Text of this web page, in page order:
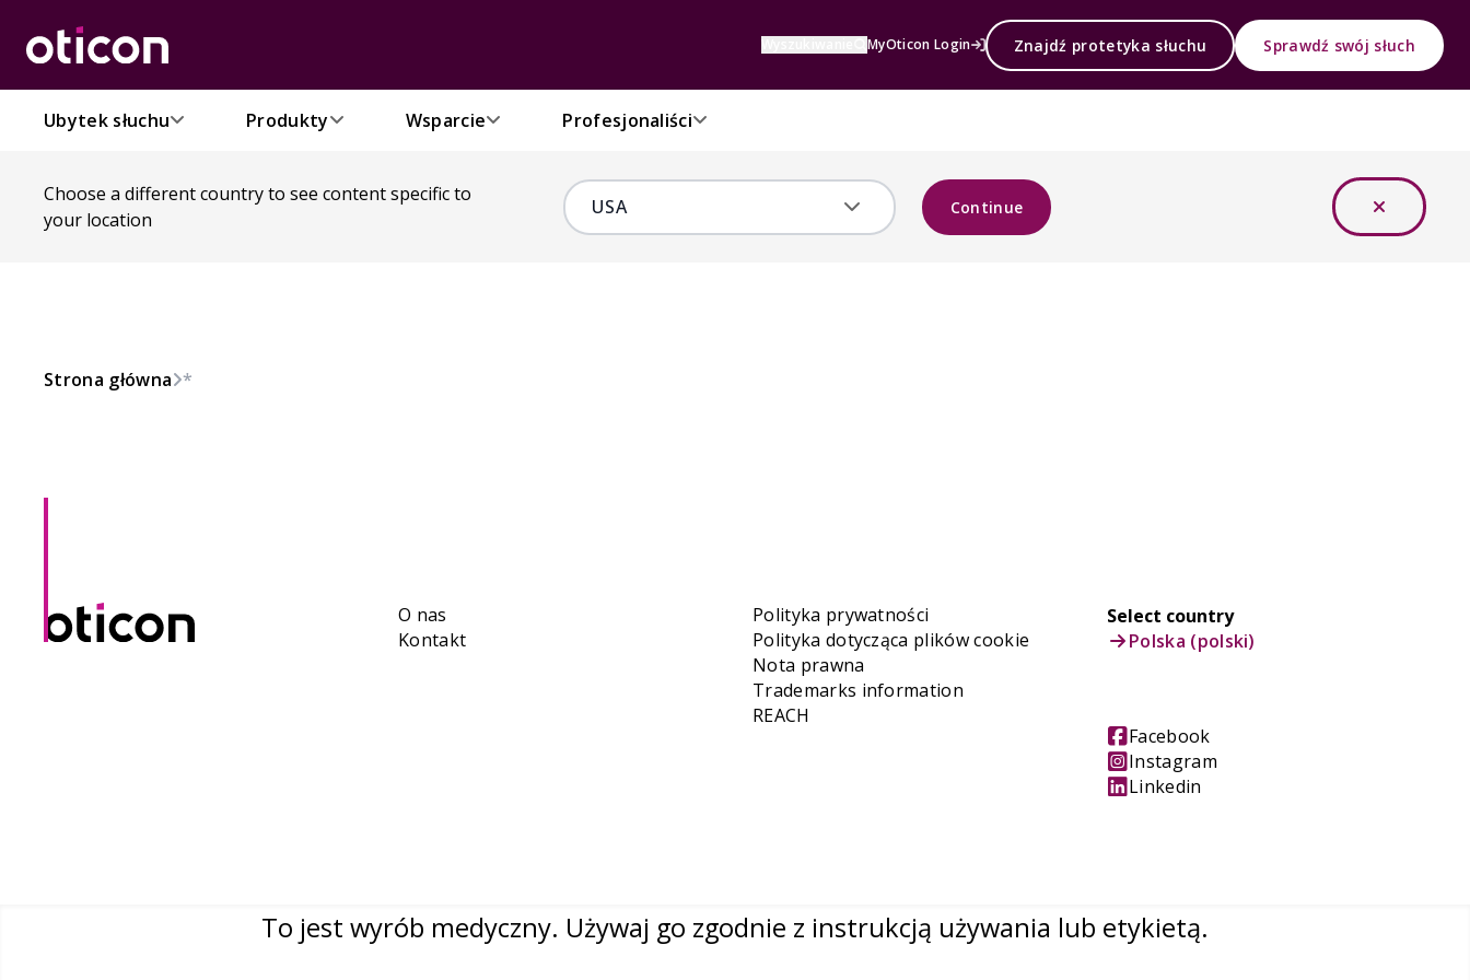
MyOticon Login Znajdź protetyka słuchu Sprawdź swój słuch
Ubytek słuchu Produkty Wsparcie Profesjonaliści
Choose a different country to see content specific to
your location
Continue
Strona główna *
O nas
Kontakt
Polityka prywatności
Polityka dotycząca plików cookie
Nota prawna
Trademarks information
REACH
Select country
Polska (polski)
Facebook
Instagram
Linkedin
To jest wyrób medyczny. Używaj go zgodnie z instrukcją używania lub etykietą.